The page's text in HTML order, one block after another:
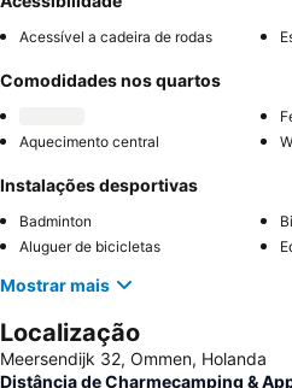
Acessível a cadeira de rodas
Comodidades nos quartos
Aquecimento central
Instalações desportivas
Badminton
Aluguer de bicicletas
Mostrar mais
Localização
Meersendijk 32, Ommen, Holanda
Distância de Charmecamping &